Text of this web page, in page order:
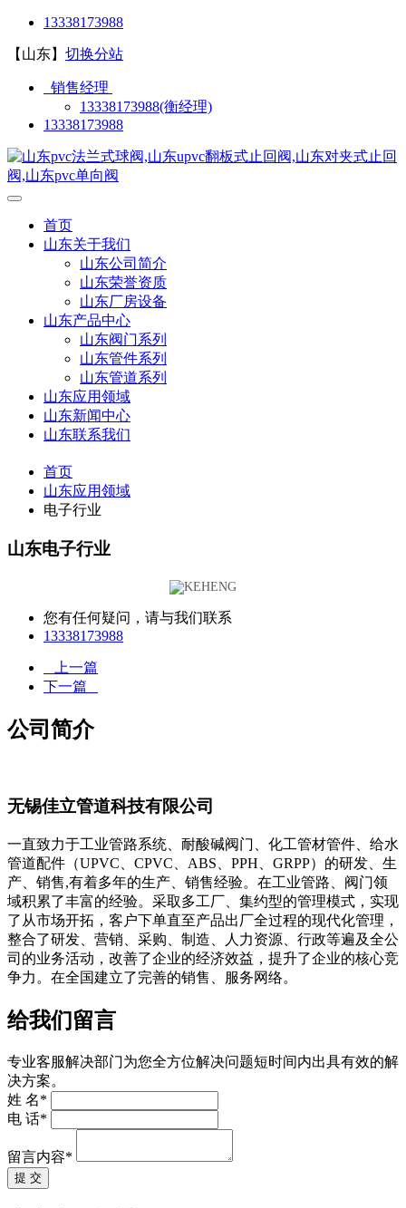
13338173988
【山东】 切换分站
销售经理
13338173988(衡经理)
13338173988
首页
山东关于我们
山东公司简介
山东荣誉资质
山东厂房设备
山东产品中心
山东阀门系列
山东管件系列
山东管道系列
山东应用领域
山东新闻中心
山东联系我们
首页
山东应用领域
电子行业
山东电子行业
您有任何疑问，请与我们联系
13338173988
上一篇
下一篇
公司简介
无锡佳立管道科技有限公司
一直致力于工业管路系统、耐酸碱阀门、化工管材管件、给水
管道配件（UPVC、CPVC、ABS、PPH、GRPP）的研发、生
产、销售,有着多年的生产、销售经验。在工业管路、阀门领
域积累了丰富的经验。采取多工厂、集约型的管理模式，实现
了从市场开拓，客户下单直至产品出厂全过程的现代化管理，
整合了研发、营销、采购、制造、人力资源、行政等遍及全公
司的业务活动，改善了企业的经济效益，提升了企业的核心竞
争力。在全国建立了完善的销售、服务网络。
给我们留言
专业客服解决部门为您全方位解决问题短时间内出具有效的解
决方案。
姓 名*
电 话*
留言内容*
提 交